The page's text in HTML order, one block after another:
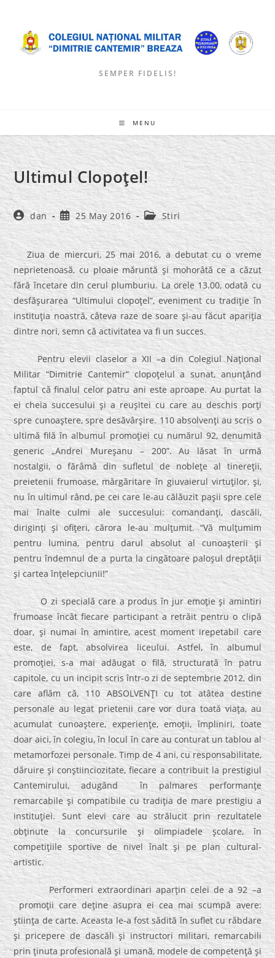
content
SEMPER FIDELIS!
MENU
Ultimul Clopoţel!
Post
author:
dan
Post
published:
25 May 2016
Post
category:
Stiri
Ziua de miercuri, 25 mai 2016, a debutat cu o vreme
neprietenoasă, cu ploaie măruntă şi mohorâtă ce a căzut
fără încetare din cerul plumburiu. La orele 13.00, odată cu
desfăşurarea “Ultimului clopoţel”, eveniment cu tradiţie în
instituţia noastră, câteva raze de soare şi-au făcut apariţia
dintre nori, semn că activitatea va fi un succes.
Pentru elevii claselor a XII –a din Colegiul Naţional
Militar “Dimitrie Cantemir” clopoţelul a sunat, anunţând
faptul că finalul celor patru ani este aproape. Au purtat la
ei cheia succesului şi a reuşitei cu care au deschis porţi
spre cunoaştere, spre desăvârşire. 110 absolvenţi au scris o
ultimă filă în albumul promoţiei cu numărul 92, denumită
generic „Andrei Mureşanu – 200”. Au lăsat în urmă
nostalgii, o fărâmă din sufletul de nobleţe al tinereţii,
preietenii frumoase, mărgăritare în giuvaierul virtuţilor, şi,
nu în ultimul rând, pe cei care le-au călăuzit paşii spre cele
mai înalte culmi ale succesului: comandanţi, dascăli,
diriginţi şi ofiţeri, cărora le-au mulţumit. “Vă mulţumim
pentru lumina, pentru darul absolut al cunoaşterii şi
pentru îndemnul de a purta la cingătoare paloşul dreptăţii
şi cartea înţelepciunii!”
O zi specială care a produs în jur emoţie şi amintiri
frumoase încât fiecare participant a retrăit pentru o clipă
doar, şi numai în amintire, acest moment irepetabil care
este, de fapt, absolvirea liceului. Astfel, în albumul
promoţiei, s-a mai adăugat o filă, structurată în patru
capitole, cu un incipit scris într-o zi de septembrie 2012, din
care aflăm că, 110 ABSOLVENŢI cu tot atâtea destine
personale au legat prietenii care vor dura toată viaţa, au
acumulat cunoaştere, experienţe, emoţii, împliniri, toate
doar aici, în colegiu, în locul în care au conturat un tablou al
metamorfozei personale. Timp de 4 ani, cu responsabilitate,
dăruire şi conştiinciozitate, fiecare a contribuit la prestigiul
Cantemirului, adugând în palmares performanţe
remarcabile şi compatibile cu tradiţia de mare prestigiu a
instituţiei. Sunt elevi care au strălucit prin rezultatele
obţinute la concursurile şi olimpiadele şcolare, în
competiţiile sportive de nivel înalt şi pe plan cultural-
artistic.
Performeri extraordinari aparţin celei de a 92 –a
promoţii care deţine asupra ei cea mai scumpă avere:
ştiinţa de carte. Aceasta le-a fost sădită în suflet cu răbdare
şi pricepere de dascăli şi instructori militari, remarcabili
prin ţinuta profesională şi umană, modele de competenţă şi